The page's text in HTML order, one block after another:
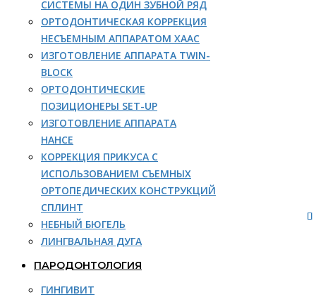
СИСТЕМЫ НА ОДИН ЗУБНОЙ РЯД
ОРТОДОНТИЧЕСКАЯ КОРРЕКЦИЯ
НЕСЪЕМНЫМ АППАРАТОМ ХААС
ИЗГОТОВЛЕНИЕ АППАРАТА TWIN-
BLOCK
ОРТОДОНТИЧЕСКИЕ
ПОЗИЦИОНЕРЫ SET-UP
ИЗГОТОВЛЕНИЕ АППАРАТА
НАНСЕ
КОРРЕКЦИЯ ПРИКУСА С
ИСПОЛЬЗОВАНИЕМ СЪЕМНЫХ
ОРТОПЕДИЧЕСКИХ КОНСТРУКЦИЙ
СПЛИНТ
НЕБНЫЙ БЮГЕЛЬ
ЛИНГВАЛЬНАЯ ДУГА
ПАРОДОНТОЛОГИЯ
ГИНГИВИТ